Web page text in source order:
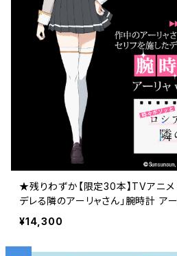
★残りわずか【限定30本】TVアニメ
デレる隣のアーリャさん」腕時計 ア
サイズ） ケース色：シルバー / 革ベ
3,000円（税込14,300円）
¥14,300